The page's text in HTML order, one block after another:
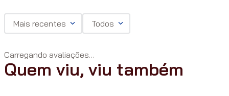
Mais recentes Todos
Carregando avaliações…
Quem viu, viu também